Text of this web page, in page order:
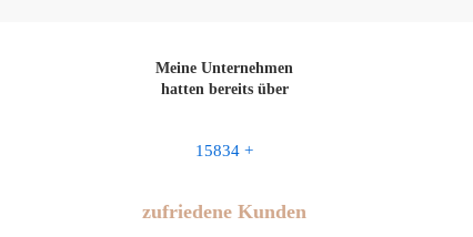
Meine Unternehmen
hatten bereits über
15834 +
zufriedene Kunden